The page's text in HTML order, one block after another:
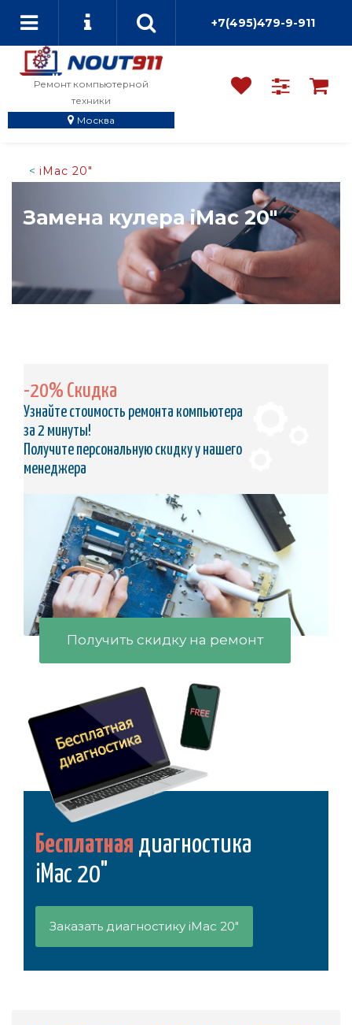
+7(495)479-9-911
Ремонт компьютерной
техники
Москва
iMac 20"
Замена кулера iMac 20"
-20% Скидка
Узнайте стоимость ремонта компьютера
за 2 минуты!
Получите персональную скидку у нашего
менеджера
Получить скидку на ремонт
Бесплатная диагностика
iMac 20"
Заказать диагностику iMac 20"